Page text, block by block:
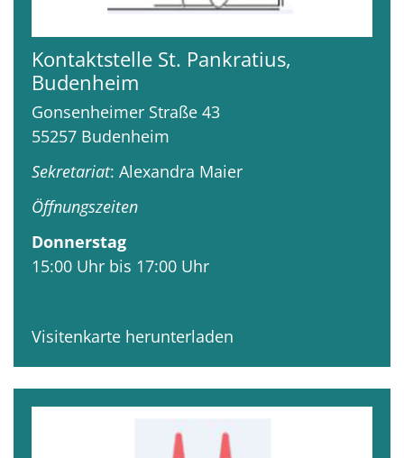
Kontaktstelle St. Pankratius,
Budenheim
Gonsenheimer Straße 43
55257 Budenheim
Sekretariat: Alexandra Maier
Öffnungszeiten
Donnerstag
15:00 Uhr bis 17:00 Uhr
Visitenkarte herunterladen